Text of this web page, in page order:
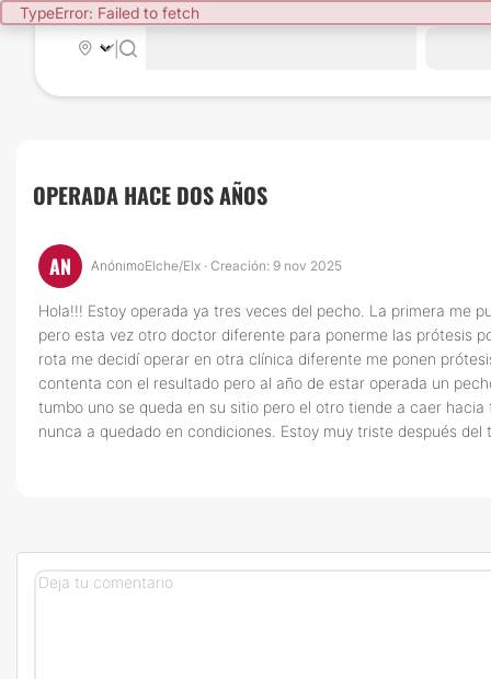
TypeError: Failed to fetch
|
OPERADA HACE DOS AÑOS
AN AnónimoElche/Elx · Creación: 9 nov 2025
Hola!!! Estoy operada ya tres veces del pecho. La primera me
pero esta vez otro doctor diferente para ponerme las prótesis
rota me decidí operar en otra clínica diferente me ponen
contenta con el resultado pero al año de estar operada un
tumbo uno se queda en su sitio pero el otro tiende a caer
nunca a quedado en condiciones. Estoy muy triste después